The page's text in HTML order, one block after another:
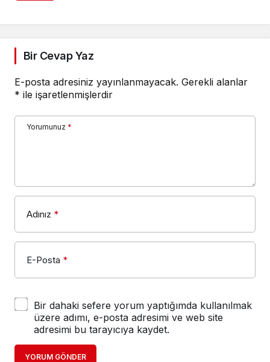
Bir Cevap Yaz
E-posta adresiniz yayınlanmayacak. Gerekli alanlar
* ile işaretlenmişlerdir
Yorumunuz *
Adınız *
E-Posta *
Bir dahaki sefere yorum yaptığımda kullanılmak
üzere adımı, e-posta adresimi ve web site
adresimi bu tarayıcıya kaydet.
YORUM GÖNDER